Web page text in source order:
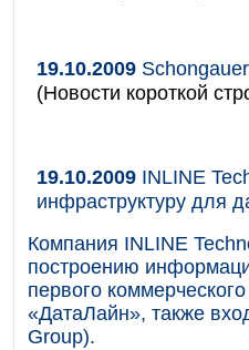
19.10.2009
(Новости короткой
19.10.2009 INLINE
инфраструктуру для
Компания INLINE
построению
первого
«ДатаЛайн», также
Group).